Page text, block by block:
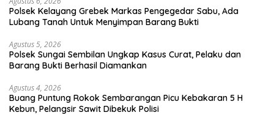
Polsek Kelayang Grebek Markas Pengegedar Sabu, Ada
Lubang Tanah Untuk Menyimpan Barang Bukti
Agustus 5, 2026
Polsek Sungai Sembilan Ungkap Kasus Curat, Pelaku dan
Barang Bukti Berhasil Diamankan
Agustus 4, 2026
Buang Puntung Rokok Sembarangan Picu Kebakaran 5 H
Kebun, Pelangsir Sawit Dibekuk Polisi